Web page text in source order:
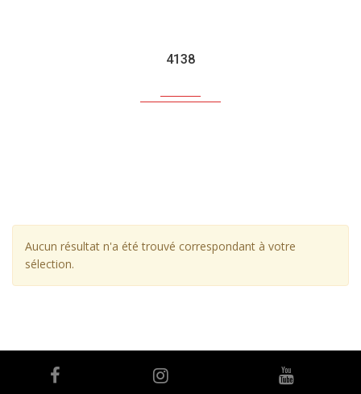
4138
Aucun résultat n'a été trouvé correspondant à votre
sélection.